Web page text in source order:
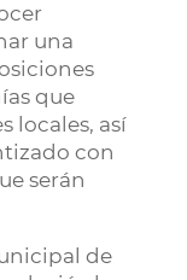
una
que
locales, así
con
serán
de